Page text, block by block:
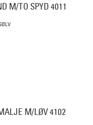
M/TO SPYD 4011
M/LØV 4102